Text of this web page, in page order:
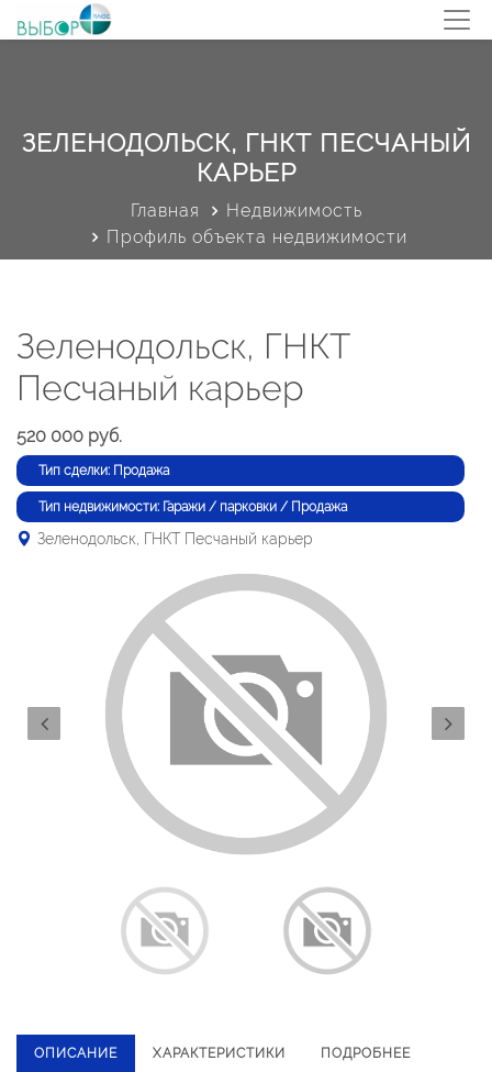
ЗЕЛЕНОДОЛЬСК, ГНКТ ПЕСЧАНЫЙ
КАРЬЕР
Главная
Недвижимость
Профиль объекта недвижимости
Зеленодольск, ГНКТ
Песчаный карьер
520 000 руб.
Тип сделки: Продажа
Тип недвижимости: Гаражи / парковки / Продажа
Зеленодольск, ГНКТ Песчаный карьер
ОПИСАНИЕ ХАРАКТЕРИСТИКИ ПОДРОБНЕЕ